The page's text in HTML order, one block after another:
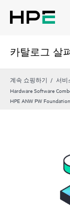
카탈로그 살
계속 쇼핑하기 서비
Hardware Software
HPE ANW PW